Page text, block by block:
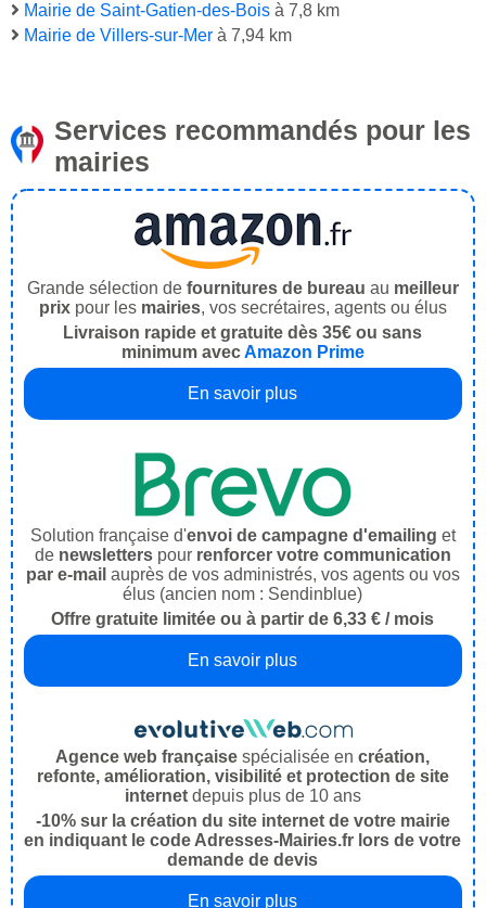
Mairie de Saint-Gatien-des-Bois à 7,8 km
Mairie de Villers-sur-Mer à 7,94 km
Services recommandés pour les
mairies
Grande sélection de fournitures de bureau au meilleur
prix pour les mairies, vos secrétaires, agents ou élus
Livraison rapide et gratuite dès 35€ ou sans
minimum avecAmazon Prime
En savoir plus
Solution française d'envoi de campagne d'emailing et
de newsletters pour renforcer votre communication
par e-mail auprès de vos administrés, vos agents ou vos
élus (ancien nom : Sendinblue)
Offre gratuite limitée ou à partir de 6,33 € / mois
En savoir plus
Agence web française spécialisée encréation,
refonte, amélioration, visibilité et protection de site
internet depuis plus de 10 ans
-10% sur la création du site internet de votre mairie
en indiquant le code Adresses-Mairies.fr lors de votre
demande de devis
En savoir plus